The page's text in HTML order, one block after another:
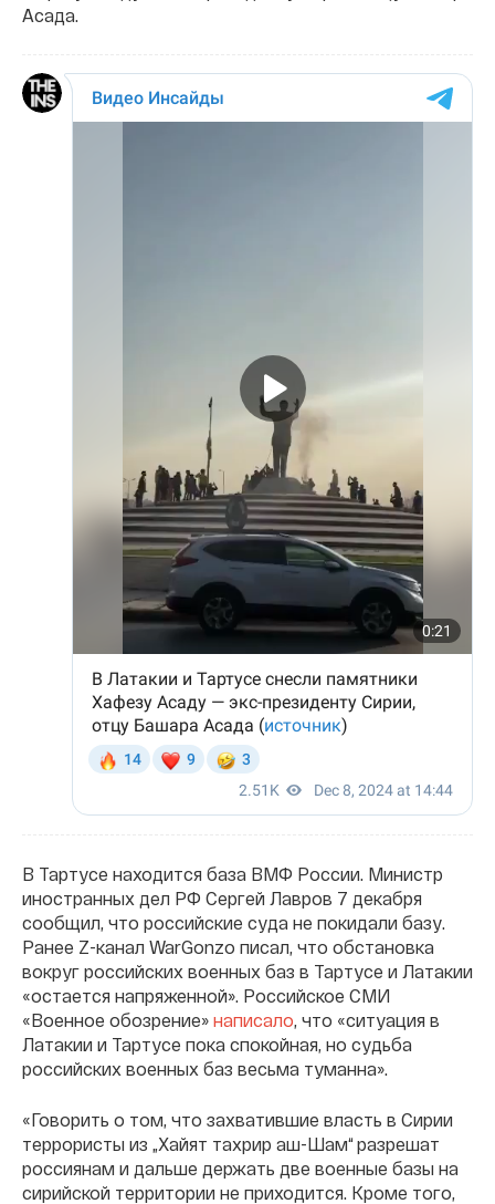
Асада.
В Тартусе находится база ВМФ России. Министр
иностранных дел РФ Сергей Лавров 7 декабря
сообщил, что российские суда не покидали базу.
Ранее Z-канал WarGonzo писал, что обстановка
вокруг российских военных баз в Тартусе и Латакии
«остается напряженной». Российское СМИ
«Военное обозрение» написало , что «ситуация в
Латакии и Тартусе пока спокойная, но судьба
российских военных баз весьма туманна».
«Говорить о том, что захватившие власть в Сирии
террористы из „Хайят тахрир аш-Шам“ разрешат
россиянам и дальше держать две военные базы на
сирийской территории не приходится. Кроме того,